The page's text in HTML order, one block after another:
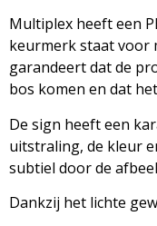
Multiplex heeft een
keurmerk staat voor
garandeert dat de
bos komen en dat
De sign heeft een
uitstraling, de kleur
subtiel door de
Dankzij het lichte